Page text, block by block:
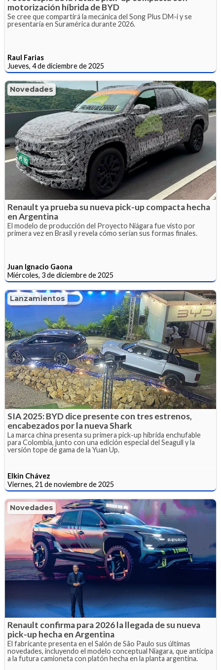
motorización híbrida de BYD
Se cree que compartirá la mecánica del Song Plus DM-i y se
presentaría en Suramérica durante 2026.
Raul Farias
Jueves, 4 de diciembre de 2025
Novedades
Renault ya prueba su nueva pick-up compacta hecha
en Argentina
El modelo de producción del Proyecto Niágara fue visto por
primera vez en Brasil y revela cómo serían sus formas finales.
Juan Ignacio Gaona
Miércoles, 3 de diciembre de 2025
Lanzamientos
SIA 2025: BYD dice presente con tres estrenos,
encabezados por la nueva Shark
La marca china presenta su primera pick-up híbrida enchufable
para Colombia, junto con una edición especial del Seagull y la
versión tope de gama de la Yuan Up.
Elkin Chávez
Viernes, 21 de noviembre de 2025
Novedades
Renault confirma para 2026 la llegada de su nueva
pick-up hecha en Argentina
El fabricante presenta en el Salón de São Paulo sus últimas
novedades, incluyendo el modelo conceptual Niagara, que anticipa
a la futura camioneta con platón hecha en la planta argentina.